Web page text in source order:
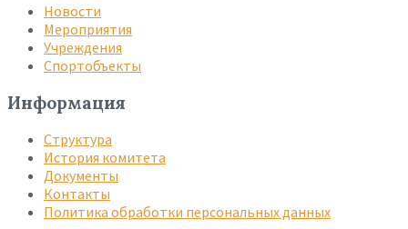
Новости
Мероприятия
Учреждения
Спортобъекты
Информация
Структура
История комитета
Документы
Контакты
Политика обработки персональных данных